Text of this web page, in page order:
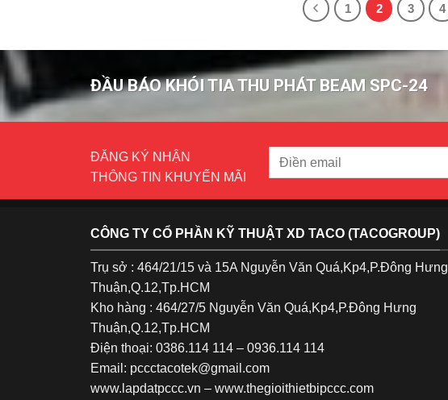
1 2 3 4
ĐẦU BÁO KHÓI TIA THU PHÁT BEAM SPC-24
ĐĂNG KÝ NHẬN
THÔNG TIN KHUYẾN MÃI
CÔNG TY CỔ PHẦN KỸ THUẬT XD TACO (TACOGROUP)
Trụ sở : 464/21/15 và 15A Nguyễn Văn Quá,Kp4,P.Đông Hưng
Thuận,Q.12,Tp.HCM
Kho hàng : 464/27/5 Nguyễn Văn Quá,Kp4,P.Đông Hưng
Thuận,Q.12,Tp.HCM
Điện thoại: 0386.114 114 – 0936.114 114
Email: pccctacotek@gmail.com
www.lapdatpccc.vn – www.thegioithietbipccc.com